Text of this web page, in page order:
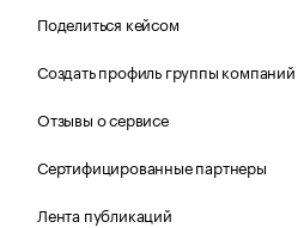
Поделиться кейсом
Создать профиль группы компаний
Отзывы о сервисе
Сертифицированные партнеры
Лента публикаций